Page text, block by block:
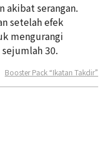
akibat serangan.
setelah efek
mengurangi
30.
Booster Pack “Ikatan Takdir”